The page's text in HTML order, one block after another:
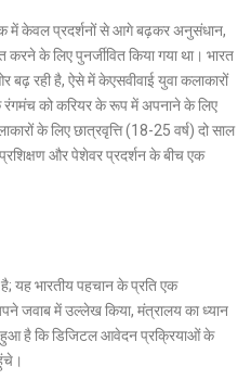
में केवल प्रदर्शनों से आगे बढ़कर अनुसंधान,
करने के लिए पुनर्जीवित किया गया था। भारत
बढ़ रही है, ऐसे में केएसवीवाई युवा कलाकारों
रंगमंच को करियर के रूप में अपनाने के लिए
के लिए छात्रवृत्ति (18-25 वर्ष) दो साल
और पेशेवर प्रदर्शन के बीच एक
यह भारतीय पहचान के प्रति एक
जवाब में उल्लेख किया, मंत्रालय का ध्यान
हुआ है कि डिजिटल आवेदन प्रक्रियाओं के